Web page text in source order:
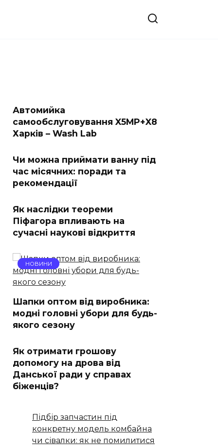
Автомийка
самообслуговування X5MP+X8
Харків – Wash Lab
Чи можна приймати ванну під
час місячних: поради та
рекомендації
Як наслідки теореми
Піфагора впливають на
сучасні наукові відкриття
НОВИНИ
Шапки оптом від виробника:
модні головні убори для будь-
якого сезону
Як отримати грошову
допомогу на дрова від
Данської ради у справах
біженців?
Підбір запчастин під
конкретну модель комбайна
чи сівалки: як не помилитися